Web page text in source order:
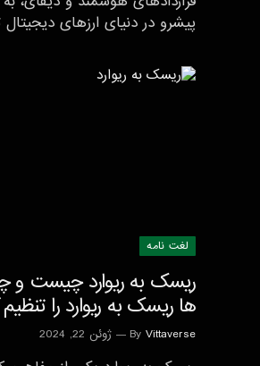
پیشرو در دنیای ارزهای
لغت نامه
ریسک به ریوارد چیست و
ها ریسک به ریوارد را
By Vittaverse ژوئن 22, 2024